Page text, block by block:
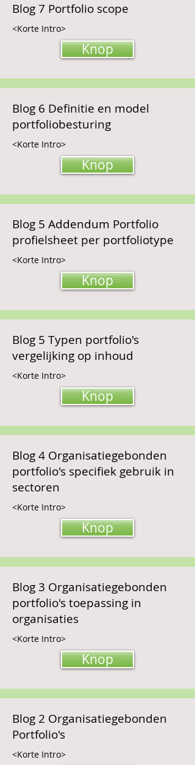
Blog 7 Portfolio scope
<Korte Intro>
Knop
Blog 6 Definitie en model
portfoliobesturing
<Korte Intro>
Knop
Blog 5 Addendum Portfolio
profielsheet per portfoliotype
<Korte Intro>
Knop
Blog 5 Typen portfolio's
vergelijking op inhoud
<Korte Intro>
Knop
Blog 4 Organisatiegebonden
portfolio's specifiek gebruik in
sectoren
<Korte Intro>
Knop
Blog 3 Organisatiegebonden
portfolio's toepassing in
organisaties
<Korte Intro>
Knop
Blog 2 Organisatiegebonden
Portfolio's
<Korte Intro>